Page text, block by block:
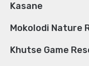
Kasane
Mokolodi Nature
Khutse Game